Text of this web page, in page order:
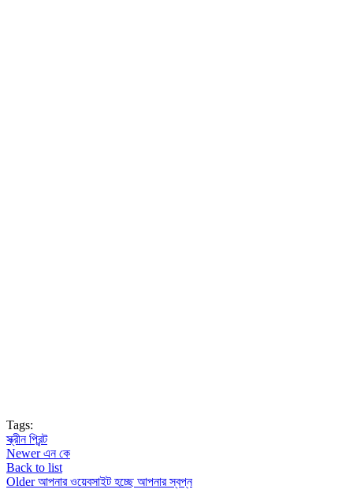
Tags:
স্ক্রীন প্রিন্ট
Newer এন কে
Back to list
Older আপনার ওয়েবসাইট হচ্ছে আপনার স্বপ্ন